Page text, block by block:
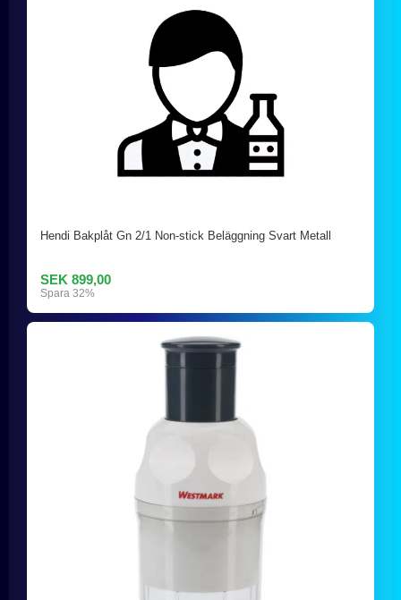
Hendi Bakplåt Gn 2/1 Non-stick Beläggning Svart Metall
SEK 899,00
Spara 32%